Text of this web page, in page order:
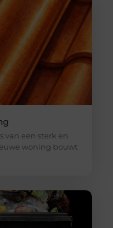
van een sterk en
woning bouwt